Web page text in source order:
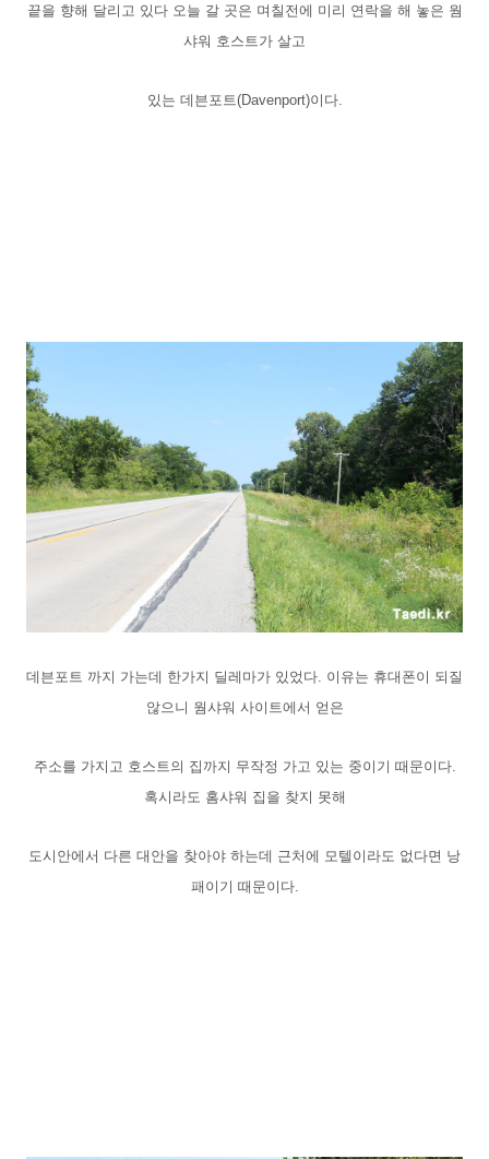
끝을 향해 달리고 있다 오늘 갈 곳은 며칠전에 미리 연락을 해 놓은 웜
샤워 호스트가 살고
있는 데븐포트(Davenport)이다.
데븐포트 까지 가는데 한가지 딜레마가 있었다. 이유는 휴대폰이 되질
않으니 웜샤워 사이트에서 얻은
주소를 가지고 호스트의 집까지 무작정 가고 있는 중이기 때문이다.
혹시라도 홈샤워 집을 찾지 못해
도시안에서 다른 대안을 찾아야 하는데 근처에 모텔이라도 없다면 낭
패이기 때문이다.